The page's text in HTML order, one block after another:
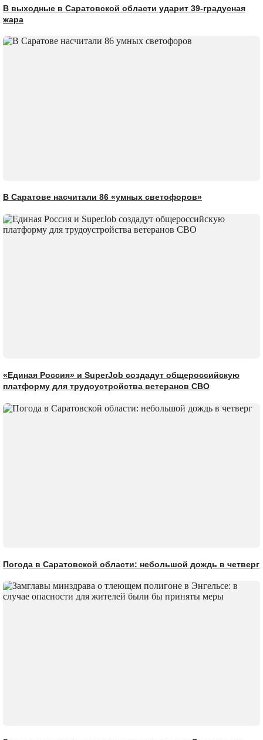
В выходные в Саратовской области ударит 39-градусная
жара
В Саратове насчитали 86 «умных светофоров»
«Единая Россия» и SuperJob создадут общероссийскую
платформу для трудоустройства ветеранов СВО
Погода в Саратовской области: небольшой дождь в четверг